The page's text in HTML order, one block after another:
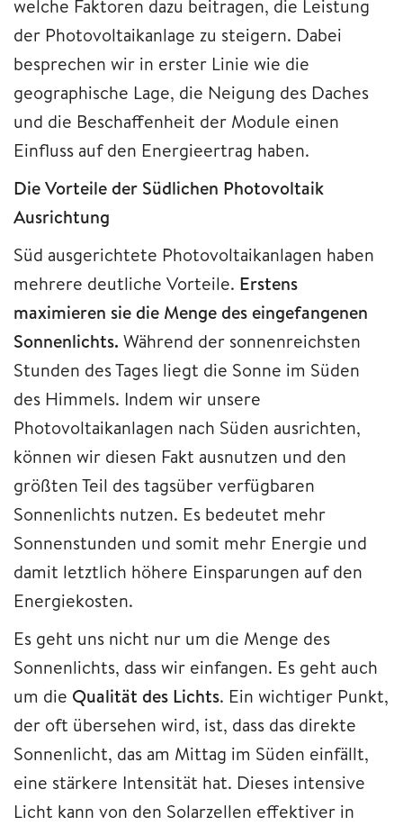
welche Faktoren dazu beitragen, die Leistung
der Photovoltaikanlage zu steigern. Dabei
besprechen wir in erster Linie wie die
geographische Lage, die Neigung des Daches
und die Beschaffenheit der Module einen
Einfluss auf den Energieertrag haben.
Die Vorteile der Südlichen Photovoltaik
Ausrichtung
Süd ausgerichtete Photovoltaikanlagen haben
mehrere deutliche Vorteile. Erstens
maximieren sie die Menge des eingefangenen
Sonnenlichts. Während der sonnenreichsten
Stunden des Tages liegt die Sonne im Süden
des Himmels. Indem wir unsere
Photovoltaikanlagen nach Süden ausrichten,
können wir diesen Fakt ausnutzen und den
größten Teil des tagsüber verfügbaren
Sonnenlichts nutzen. Es bedeutet mehr
Sonnenstunden und somit mehr Energie und
damit letztlich höhere Einsparungen auf den
Energiekosten.
Es geht uns nicht nur um die Menge des
Sonnenlichts, dass wir einfangen. Es geht auch
um die Qualität des Lichts. Ein wichtiger Punkt,
der oft übersehen wird, ist, dass das direkte
Sonnenlicht, das am Mittag im Süden einfällt,
eine stärkere Intensität hat. Dieses intensive
Licht kann von den Solarzellen effektiver in